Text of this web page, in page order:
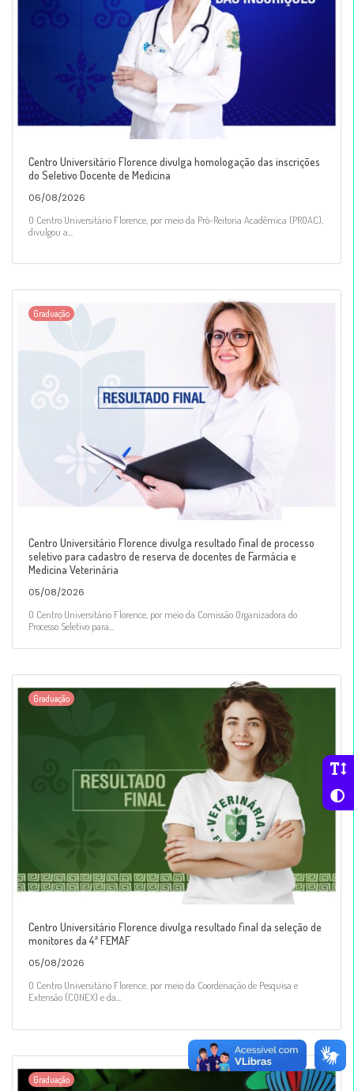
Centro Universitário Florence divulga homologação das inscrições
do Seletivo Docente de Medicina
06/08/2026
O Centro Universitário Florence, por meio da Pró-Reitoria Acadêmica (PROAC),
divulgou a...
Graduação
Centro Universitário Florence divulga resultado final de processo
seletivo para cadastro de reserva de docentes de Farmácia e
Medicina Veterinária
05/08/2026
O Centro Universitário Florence, por meio da Comissão Organizadora do
Processo Seletivo para...
Graduação
Centro Universitário Florence divulga resultado final da seleção de
monitores da 4ª FEMAF
05/08/2026
O Centro Universitário Florence, por meio da Coordenação de Pesquisa e
Extensão (CONEX) e da...
Graduação